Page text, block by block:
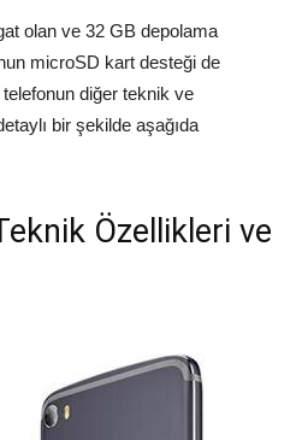
olan ve 32 GB depolama
microSD kart desteği de
telefonun diğer teknik ve
bir şekilde aşağıda
Özellikleri ve